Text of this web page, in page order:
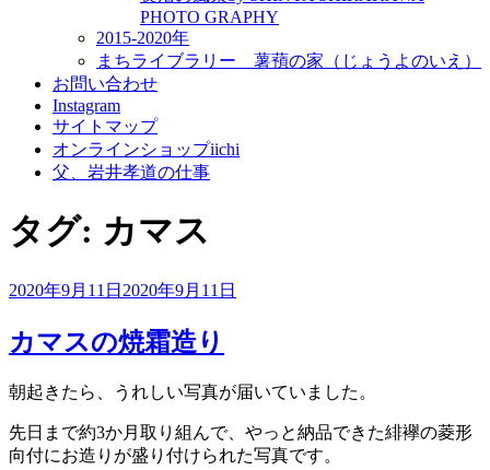
PHOTO GRAPHY
2015-2020年
まちライブラリー 薯蕷の家（じょうよのいえ）
お問い合わせ
Instagram
サイトマップ
オンラインショップiichi
父、岩井孝道の仕事
タグ: カマス
投
日:
2020年9月11日 2020年9月11日
カマスの焼霜造り
朝起きたら、うれしい写真が届いていました。
先日まで約3か月取り組んで、やっと納品できた緋襷の菱形
向付にお造りが盛り付けられた写真です。